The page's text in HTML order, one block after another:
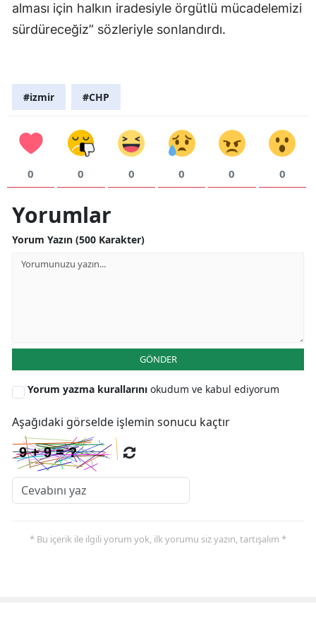
alması için halkın iradesiyle örgütlü mücadelemizi
sürdüreceğiz” sözleriyle sonlandırdı.
#izmir #CHP
0 0 0 0 0 0
Yorumlar
Yorum Yazın (500 Karakter)
GÖNDER
Yorum yazma kurallarını okudum ve kabul ediyorum
Aşağıdaki görselde işlemin sonucu kaçtır
* Bu içerik ile ilgili yorum yok, ilk yorumu siz yazın, tartışalım *